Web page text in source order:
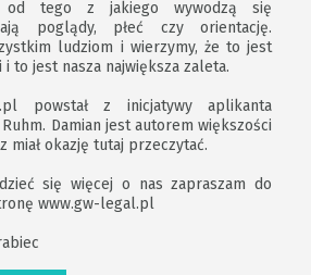
od tego z jakiego wywodzą się
poglądy, płeć czy orientację.
ludziom i wierzymy, że to jest
i to jest nasza największa zaleta.
powstał z inicjatywy aplikanta
Damian jest autorem większości
okazję tutaj przeczytać.
się więcej o nas zapraszam do
www.gw-legal.pl